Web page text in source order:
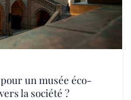
un musée éco-
la société ?